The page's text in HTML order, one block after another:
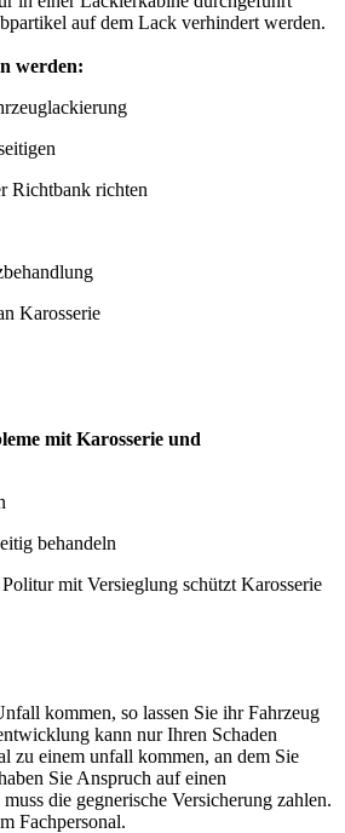
auf dem Lack verhindert werden.
werden:
Richtbank richten
Karosserie
mit Karosserie und
behandeln
mit Versieglung schützt Karosserie
kommen, so lassen Sie ihr Fahrzeug
kann nur Ihren Schaden
zu einem unfall kommen, an dem Sie
Sie Anspruch auf einen
die gegnerische Versicherung zahlen.
Fachpersonal.